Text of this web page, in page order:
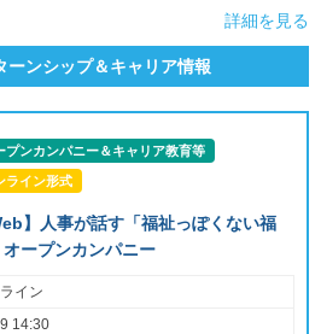
詳細を見る
ーンシップ＆キャリア情報
プンカンパニー＆キャリア教育等
ライン形式
】人事が話す「福祉っぽくない福
オープンカンパニー
イン
14:30